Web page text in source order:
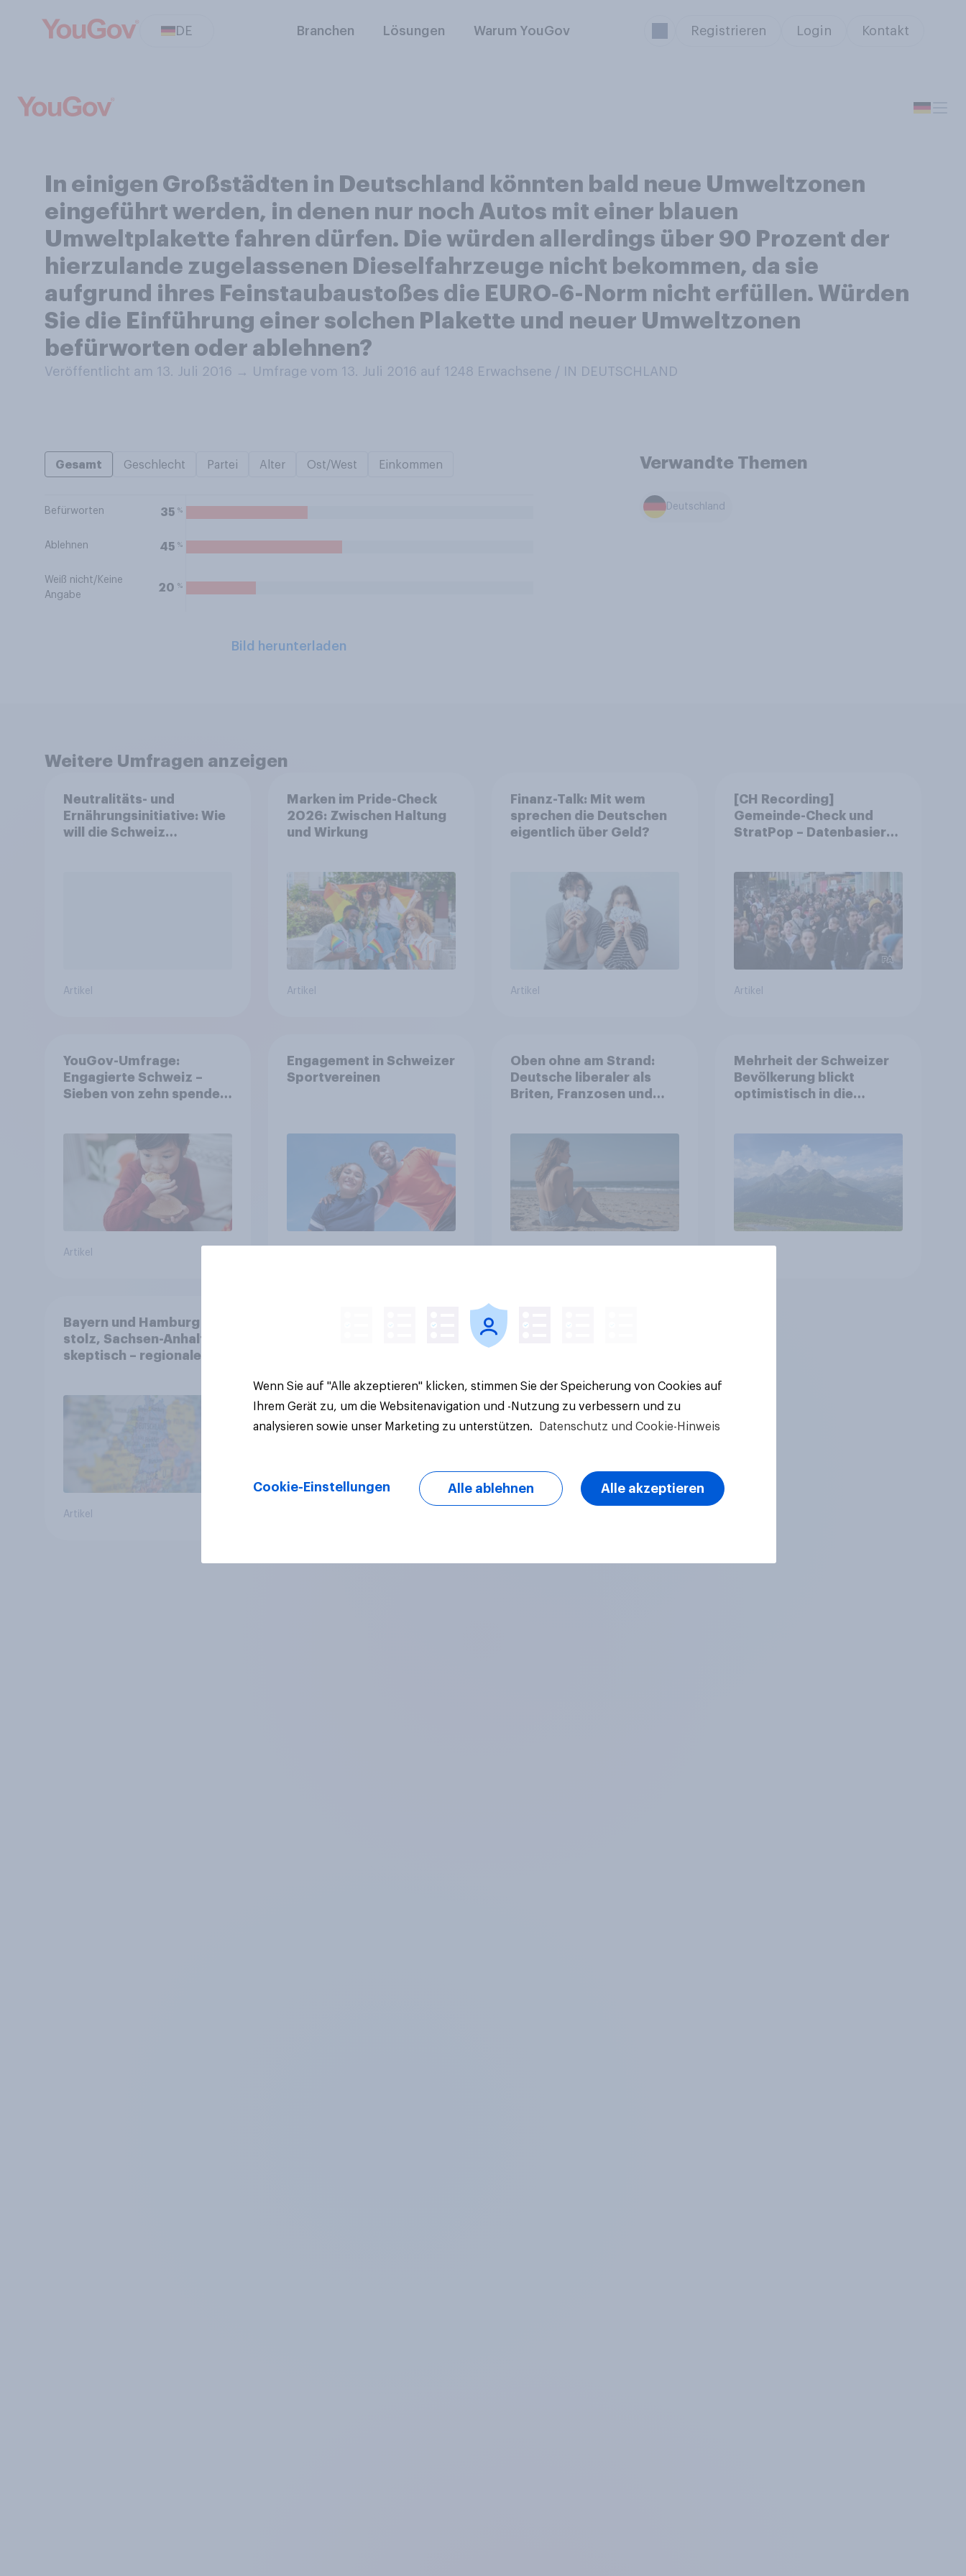
DE Branchen Lösungen Warum YouGov Registrieren Login Kontakt
In einigen Großstädten in Deutschland könnten bald neue Umweltzonen
eingeführt werden, in denen nur noch Autos mit einer blauen
Umweltplakette fahren dürfen. Die würden allerdings über 90 Prozent der
hierzulande zugelassenen Dieselfahrzeuge nicht bekommen, da sie
aufgrund ihres Feinstaubaustoßes die EURO‑6-Norm nicht erfüllen. Würden
Sie die Einführung einer solchen Plakette und neuer Umweltzonen
befürworten oder ablehnen?
Veröffentlicht am 13. Juli 2016 → Umfrage vom 13. Juli 2016 auf 1248 Erwachsene / IN DEUTSCHLAND
Gesamt Geschlecht Partei Alter Ost/West Einkommen
Befürworten 35 %
Ablehnen 45 %
Weiß nicht/Keine
Angabe
20 %
Bild herunterladen
Verwandte Themen
Deutschland
Weitere Umfragen anzeigen
Neutralitäts- und
Ernährungsinitiative: Wie
will die Schweiz
Artikel
Marken im Pride-Check
2026: Zwischen Haltung
und Wirkung
Artikel
Finanz-Talk: Mit wem
sprechen die Deutschen
eigentlich über Geld?
Artikel
[CH Recording]
Gemeinde-Check und
StratPop – Datenbasierte
Artikel
YouGov-Umfrage:
Engagierte Schweiz –
Sieben von zehn spenden,
Artikel
Engagement in Schweizer
Sportvereinen
Oben ohne am Strand:
Deutsche liberaler als
Briten, Franzosen und
Mehrheit der Schweizer
Bevölkerung blickt
optimistisch in die
Gesundheitswesen und
Altersvorsorge
Bayern und Hamburg
stolz, Sachsen-Anhalt
skeptisch – regionale
Europa im Osten am
Artikel
Wenn Sie auf "Alle akzeptieren" klicken, stimmen Sie der Speicherung von Cookies auf
Ihrem Gerät zu, um die Websitenavigation und -Nutzung zu verbessern und zu
analysieren sowie unser Marketing zu unterstützen.
Datenschutz und Cookie-Hinweis
Cookie-Einstellungen Alle ablehnen Alle akzeptieren